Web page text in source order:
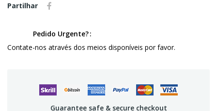
Partilhar
Pedido Urgente?
Contate-nos através dos meios disponíveis por favor.
Guarantee safe & secure checkout